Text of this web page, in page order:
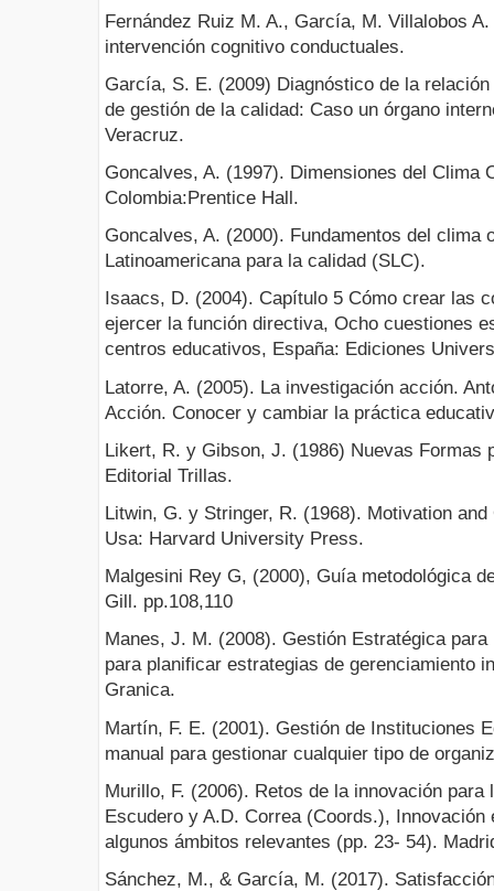
Fernández Ruiz M. A., García, M. Villalobos
intervención cognitivo conductuales.
García, S. E. (2009) Diagnóstico de la
de gestión de la calidad: Caso un órgano
Veracruz.
Goncalves, A. (1997). Dimensiones del Clima
Colombia:Prentice Hall.
Goncalves, A. (2000). Fundamentos del clima
Latinoamericana para la calidad (SLC).
Isaacs, D. (2004). Capítulo 5 Cómo crear las
ejercer la función directiva, Ocho cuestiones
centros educativos, España: Ediciones
Latorre, A. (2005). La investigación acción.
Acción. Conocer y cambiar la práctica
Likert, R. y Gibson, J. (1986) Nuevas Formas
Editorial Trillas.
Litwin, G. y Stringer, R. (1968). Motivation
Usa: Harvard University Press.
Malgesini Rey G, (2000), Guía metodológica
Gill. pp.108,110
Manes, J. M. (2008). Gestión Estratégica
para planificar estrategias de gerenciamiento
Granica.
Martín, F. E. (2001). Gestión de Instituciones
manual para gestionar cualquier tipo de
Murillo, F. (2006). Retos de la innovación
Escudero y A.D. Correa (Coords.),
algunos ámbitos relevantes (pp. 23- 54).
Sánchez, M., & García, M. (2017).